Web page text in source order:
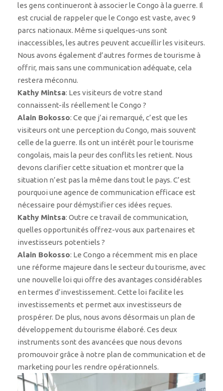
les gens continueront à associer le Congo à la guerre. Il
est crucial de rappeler que le Congo est vaste, avec 9
parcs nationaux. Même si quelques-uns sont
inaccessibles, les autres peuvent accueillir les visiteurs.
Nous avons également d’autres formes de tourisme à
offrir, mais sans une communication adéquate, cela
restera méconnu.
Kathy Mintsa: Les visiteurs de votre stand
connaissent-ils réellement le Congo ?
Alain Bokosso: Ce que j’ai remarqué, c’est que les
visiteurs ont une perception du Congo, mais souvent
celle de la guerre. Ils ont un intérêt pour le tourisme
congolais, mais la peur des conflits les retient. Nous
devons clarifier cette situation et montrer que la
situation n’est pas la même dans tout le pays. C’est
pourquoi une agence de communication efficace est
nécessaire pour démystifier ces idées reçues.
Kathy Mintsa: Outre ce travail de communication,
quelles opportunités offrez-vous aux partenaires et
investisseurs potentiels ?
Alain Bokosso: Le Congo a récemment mis en place
une réforme majeure dans le secteur du tourisme, avec
une nouvelle loi qui offre des avantages considérables
en termes d’investissement. Cette loi facilite les
investissements et permet aux investisseurs de
prospérer. De plus, nous avons désormais un plan de
développement du tourisme élaboré. Ces deux
instruments sont des avancées que nous devons
promouvoir grâce à notre plan de communication et de
marketing pour les rendre opérationnels.